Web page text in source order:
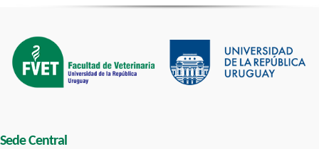
Sede Central